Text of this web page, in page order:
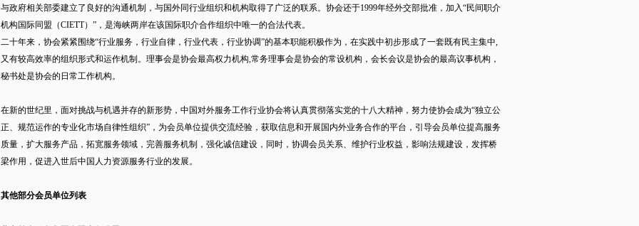
与政府相关部委建立了良好的沟通机制，与国外同行业组织和机构取得了广泛的联系。协会还于1999年经外交部批准，加入“民间职介
机构国际同盟（CIETT）”，是海峡两岸在该国际职介合作组织中唯一的合法代表。
二十年来，协会紧紧围绕“行业服务，行业自律，行业代表，行业协调”的基本职能积极作为，在实践中初步形成了一套既有民主集中,
又有较高效率的组织形式和运作机制。理事会是协会最高权力机构,常务理事会是协会的常设机构，会长会议是协会的最高议事机构，
秘书处是协会的日常工作机构。
在新的世纪里，面对挑战与机遇并存的新形势，中国对外服务工作行业协会将认真贯彻落实党的十八大精神，努力使协会成为“独立公
正、规范运作的专业化市场自律性组织”，为会员单位提供交流经验，获取信息和开展国内外业务合作的平台，引导会员单位提高服务
质量，扩大服务产品，拓宽服务领域，完善服务机制，强化诚信建设，同时，协调会员关系、维护行业权益，影响法规建设，发挥桥
梁作用，促进入世后中国人力资源服务行业的发展。
其他部分会员单位列表